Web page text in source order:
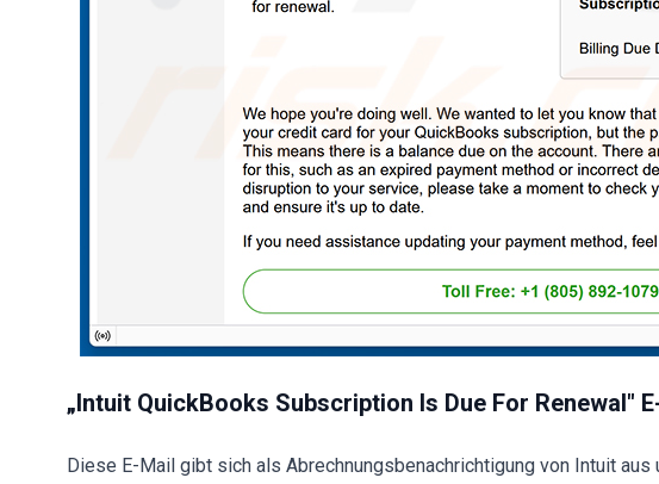
„Intuit QuickBooks Subscription Is Due For Renewal"
Diese E-Mail gibt sich als Abrechnungsbenachrichtigung von Intuit